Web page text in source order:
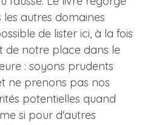
les autres domaines
de lister ici, à la fois
de notre place dans le
: soyons prudents
ne prenons pas nos
potentielles quand
si pour d'autres